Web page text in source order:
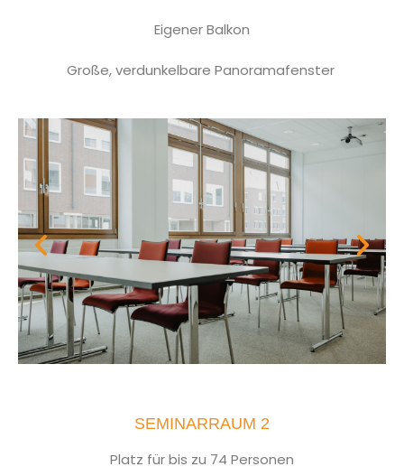
Eigener Balkon
Große, verdunkelbare Panoramafenster
SEMINARRAUM 2
Platz für bis zu 74 Personen